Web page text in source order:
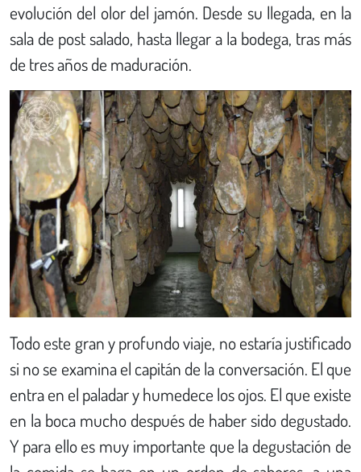
evolución del olor del jamón. Desde su llegada, en la
sala de post salado, hasta llegar a la bodega, tras más
de tres años de maduración.
Todo este gran y profundo viaje, no estaría justificado
si no se examina el capitán de la conversación. El que
entra en el paladar y humedece los ojos. El que existe
en la boca mucho después de haber sido degustado.
Y para ello es muy importante que la degustación de